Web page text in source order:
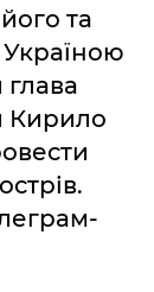
та
глава
Кирило